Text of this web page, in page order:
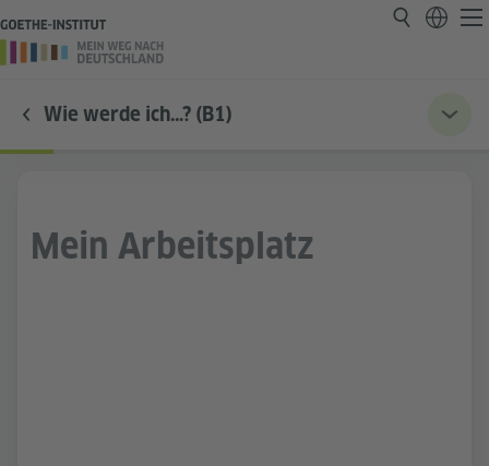
Wie werde ich…? (B1)
Mein Arbeitsplatz